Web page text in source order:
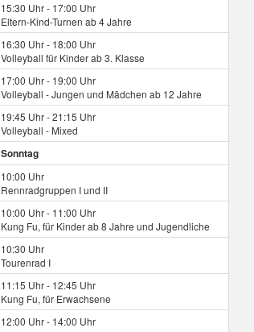
15:30 Uhr - 17:00 Uhr
Eltern-Kind-Turnen ab 4 Jahre
16:30 Uhr - 18:00 Uhr
Volleyball für Kinder ab 3. Klasse
17:00 Uhr - 19:00 Uhr
Volleyball - Jungen und Mädchen ab 12 Jahre
19:45 Uhr - 21:15 Uhr
Volleyball - Mixed
Sonntag
10:00 Uhr
Rennradgruppen I und II
10:00 Uhr - 11:00 Uhr
Kung Fu, für Kinder ab 8 Jahre und Jugendliche
10:30 Uhr
Tourenrad I
11:15 Uhr - 12:45 Uhr
Kung Fu, für Erwachsene
12:00 Uhr - 14:00 Uhr